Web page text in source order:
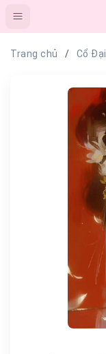
Trang chủ Cổ Đại